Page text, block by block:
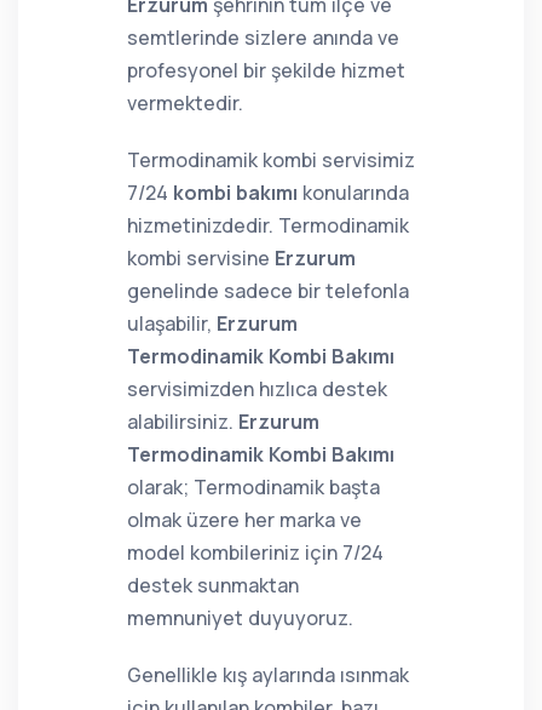
semtlerinde sizlere anında ve
profesyonel bir şekilde hizmet
vermektedir.
Termodinamik kombi servisimiz
7/24 kombi bakımı konularında
hizmetinizdedir. Termodinamik
kombi servisine Erzurum
genelinde sadece bir telefonla
ulaşabilir, Erzurum
Termodinamik Kombi Bakımı
servisimizden hızlıca destek
alabilirsiniz. Erzurum
Termodinamik Kombi Bakımı
olarak; Termodinamik başta
olmak üzere her marka ve
model kombileriniz için 7/24
destek sunmaktan
memnuniyet duyuyoruz.
Genellikle kış aylarında ısınmak